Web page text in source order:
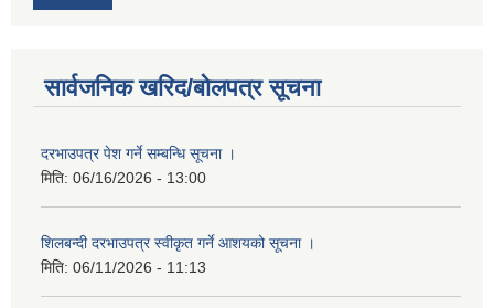
सार्वजनिक खरिद/बोलपत्र सूचना
दरभाउपत्र पेश गर्ने सम्बन्धि सूचना ।
मिति: 06/16/2026 - 13:00
शिलबन्दी दरभाउपत्र स्वीकृत गर्ने आशयको सूचना ।
मिति: 06/11/2026 - 11:13